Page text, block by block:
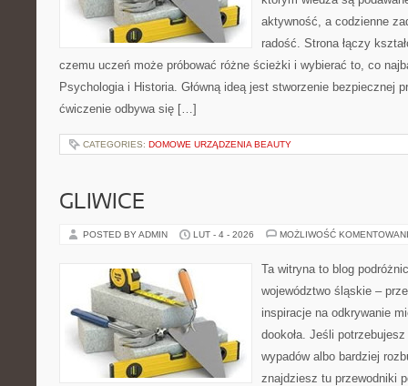
aktywność, a codzienne
radość. Strona łączy
czemu uczeń może próbować różne ścieżki i wybierać to, co
Psychologia i Historia. Główną ideą jest stworzenie bezpiecznej
ćwiczenie odbywa się […]
CATEGORIES: DOMOWE URZĄDZENIA BEAUTY
GLIWICE
POSTED BY ADMIN LUT - 4 - 2026 MOŻLIWOŚĆ
Ta witryna to blog
województwo śląskie –
inspiracje na odkrywanie
dookoła. Jeśli
wypadów albo bardziej
znajdziesz tu przewodniki